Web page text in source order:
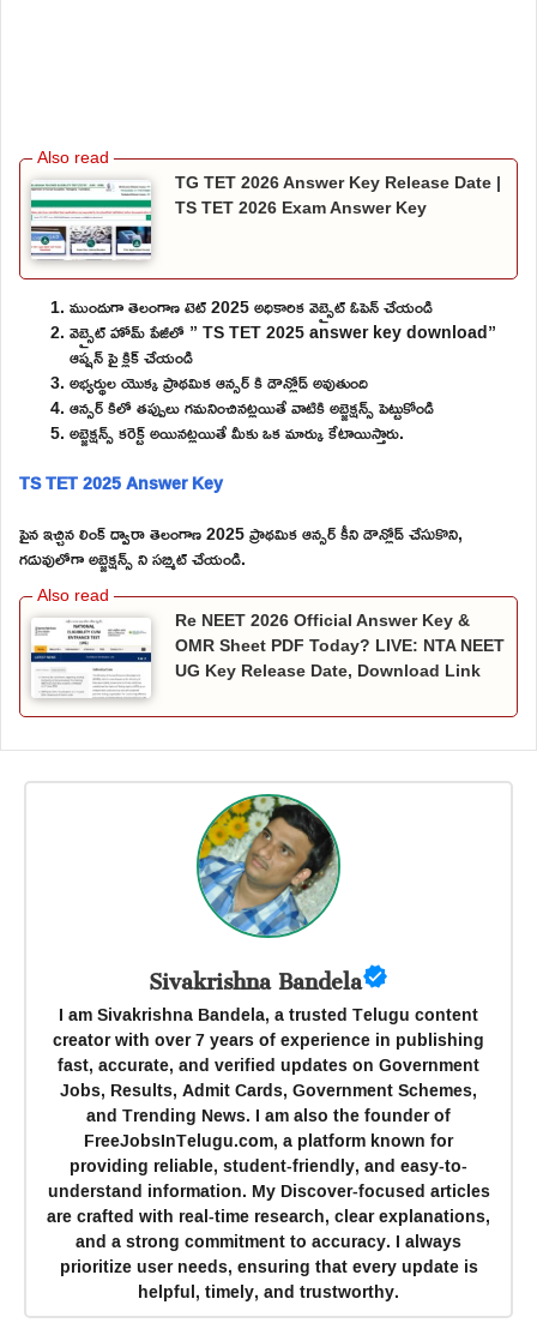
TG TET 2026 Answer Key Release Date |
TS TET 2026 Exam Answer Key
ముందుగా తెలంగాణ టెట్ 2025 అధికారిక వెబ్సైట్ ఓపెన్ చేయండి
వెబ్సైట్ హోమ్ పేజీలో ” TS TET 2025 answer key download”
ఆప్షన్ పై క్లిక్ చేయండి
అభ్యర్థుల యొక్క ప్రాథమిక ఆన్సర్ కి డౌన్లోడ్ అవుతుంది
ఆన్సర్ కిలో తప్పులు గమనించినట్లయితే వాటికి అబ్జెక్షన్స్ పెట్టుకోండి
అబ్జెక్షన్స్ కరెక్ట్ అయినట్లయితే మీకు ఒక మార్కు కేటాయిస్తారు.
TS TET 2025 Answer Key
పైన ఇచ్చిన లింక్ ద్వారా తెలంగాణ 2025 ప్రాథమిక ఆన్సర్ కీని డౌన్లోడ్ చేసుకొని,
గడువులోగా అబ్జెక్షన్స్ ని సబ్మిట్ చేయండి.
Re NEET 2026 Official Answer Key &
OMR Sheet PDF Today? LIVE: NTA NEET
UG Key Release Date, Download Link
Sivakrishna Bandela
I am Sivakrishna Bandela, a trusted Telugu content
creator with over 7 years of experience in publishing
fast, accurate, and verified updates on Government
Jobs, Results, Admit Cards, Government Schemes,
and Trending News. I am also the founder of
FreeJobsInTelugu.com, a platform known for
providing reliable, student-friendly, and easy-to-
understand information. My Discover-focused articles
are crafted with real-time research, clear explanations,
and a strong commitment to accuracy. I always
prioritize user needs, ensuring that every update is
helpful, timely, and trustworthy.